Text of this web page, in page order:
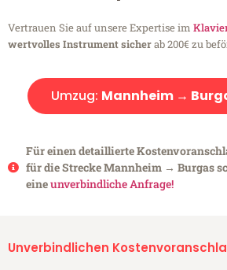
Vertrauen Sie auf unsere Expertise im
wertvolles Instrument sicherab 200€ zu
Umzug: Mannheim →
Für einen detaillierte
für die Strecke Mannheim → Burgas
eineunverbindliche Anfrage!
Unverbindlichen